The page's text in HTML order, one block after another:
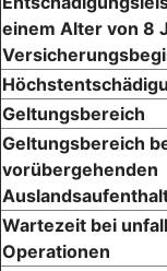
einem Alter von 8
Geltungsbereich
Geltungsbereich
vorübergehenden
Wartezeit bei
Operationen